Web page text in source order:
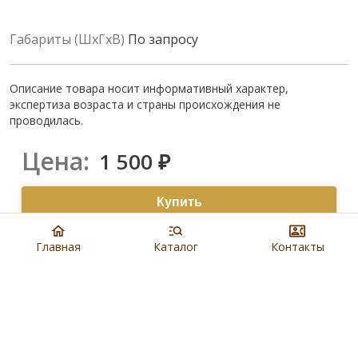
Габариты (ШхГхВ) По запросу
Описание товара носит информативный характер,
экспертиза возраста и страны происхождения не
проводилась.
Цена: 1 500 ₽
Купить
8 901 279 19 19
Главная Каталог Контакты